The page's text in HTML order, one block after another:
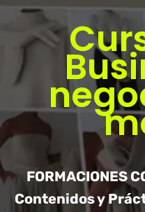
FORMACIONES
Contenidos y